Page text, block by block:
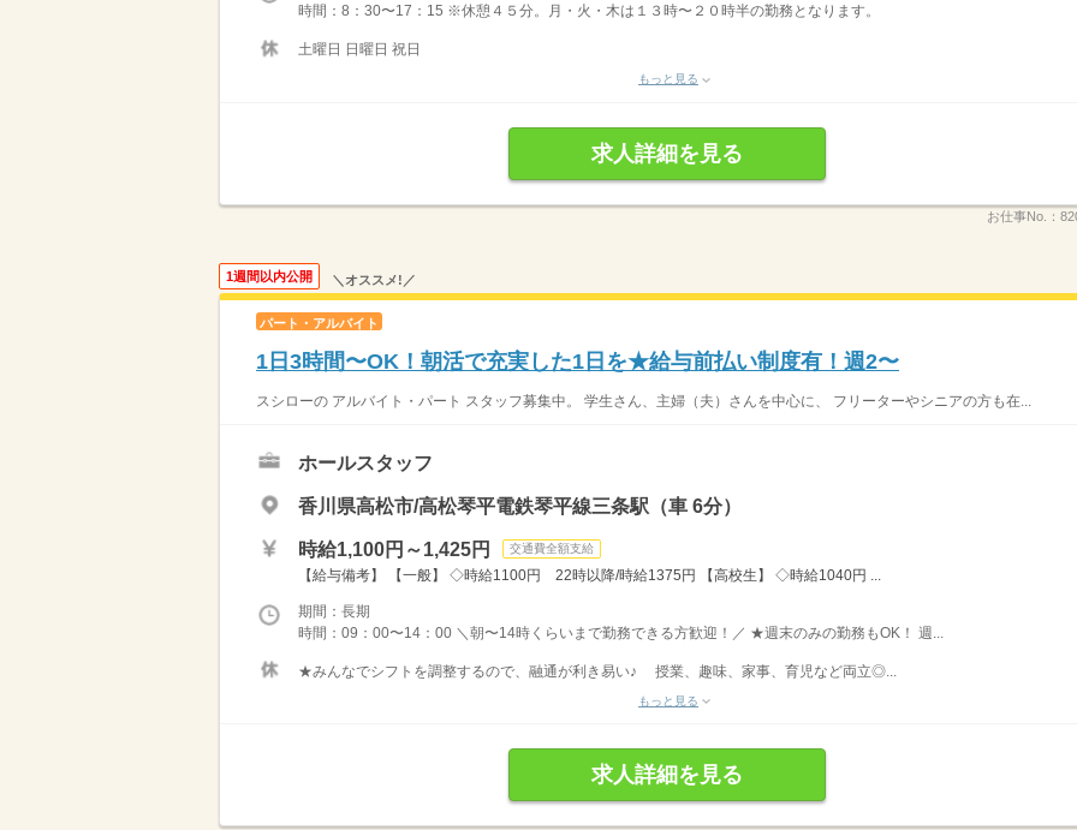
時間：8：30〜17：15 ※休憩４５分。月・火・木は１３時〜２０時半の勤務となります。
土曜日 日曜日 祝日
もっと見る
求人詳細を見る
お仕事No.：
1週間以内公開 ＼オススメ!／
パート・アルバイト
1日3時間〜OK！朝活で充実した1日を★給与前払い制度有！週2〜
スシローの アルバイト・パート スタッフ募集中。 学生さん、主婦（夫）さんを中心に、 フリーターやシニアの方も在...
ホールスタッフ
香川県高松市/高松琴平電鉄琴平線三条駅（車 6分）
時給1,100円～1,425円 交通費全額支給
【給与備考】 【一般】 ◇時給1100円 22時以降/時給1375円 【高校生】 ◇時給1040円 ...
期間：長期
時間：09：00〜14：00 ＼朝〜14時くらいまで勤務できる方歓迎！／ ★週末のみの勤務もOK！ 週...
★みんなでシフトを調整するので、融通が利き易い♪ 授業、趣味、家事、育児など両立◎...
もっと見る
求人詳細を見る